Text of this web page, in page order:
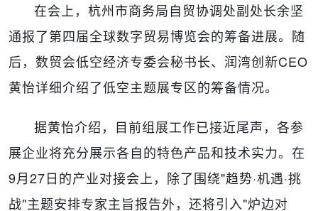
在会上，杭州市商务局自贸协调处副处长余坚
通报了第四届全球数字贸易博览会的筹备进展。随
后，数贸会低空经济专委会秘书长、润湾创新CEO
黄怡详细介绍了低空主题展专区的筹备情况。
据黄怡介绍，目前组展工作已接近尾声，各参
展企业将充分展示各自的特色产品和技术实力。在
9月27日的产业对接会上，除了围绕"趋势·机遇·挑
战"主题安排专家主旨报告外，还将引入"炉边对